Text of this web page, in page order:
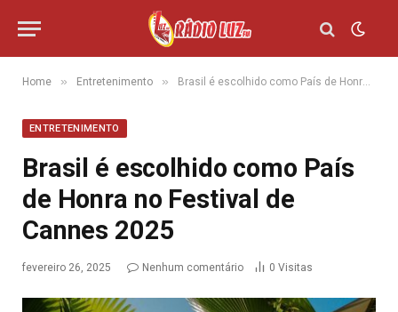
Home » Entretenimento » Brasil é escolhido como País de Honra no Festival de Cannes 2025
ENTRETENIMENTO
Brasil é escolhido como País
de Honra no Festival de
Cannes 2025
fevereiro 26, 2025 Nenhum comentário 0 Visitas